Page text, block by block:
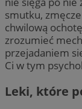
smutku,
chwilową
zrozumieć
przejadaniem
Ci w tym
Leki, które